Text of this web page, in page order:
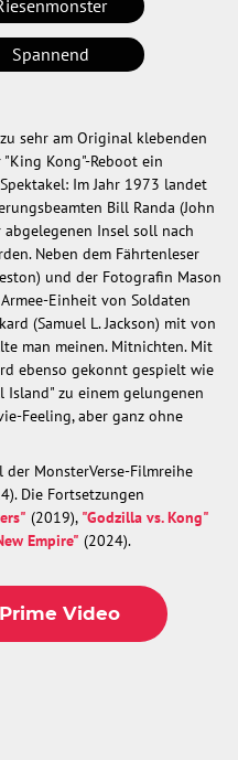
Spannend
sehr am Original klebenden
"King Kong"-Reboot ein
Im Jahr 1973 landet
Bill Randa (John
abgelegenen Insel soll nach
Neben dem Fährtenleser
und der Fotografin Mason
Einheit von Soldaten
(Samuel L. Jackson) mit von
man meinen. Mitnichten. Mit
ebenso gekonnt gespielt wie
Island" zu einem gelungenen
Feeling, aber ganz ohne
MonsterVerse-Filmreihe
Die Fortsetzungen
(2019), "Godzilla vs. Kong"
Empire" (2024).
Video